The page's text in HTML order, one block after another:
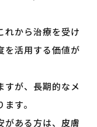
れから治療を受け
を活用する価値が
すが、長期的なメ
す。
がある方は、皮膚